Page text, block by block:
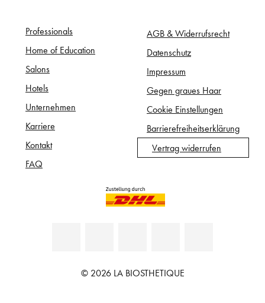
Professionals
Home of Education
Salons
Hotels
Unternehmen
Karriere
Kontakt
FAQ
AGB & Widerrufsrecht
Datenschutz
Impressum
Gegen graues Haar
Cookie Einstellungen
Barrierefreiheitserklärung
Vertrag widerrufen
© 2026 LA BIOSTHETIQUE